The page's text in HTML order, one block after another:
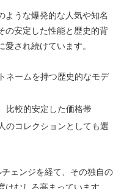
ような爆発的な人気や知名
の安定した性能と歴史的背
され続けています。
ネームを持つ歴史的なモデ
比較的安定した価格帯
のコレクションとしても選
ェンジを経て、その独自の